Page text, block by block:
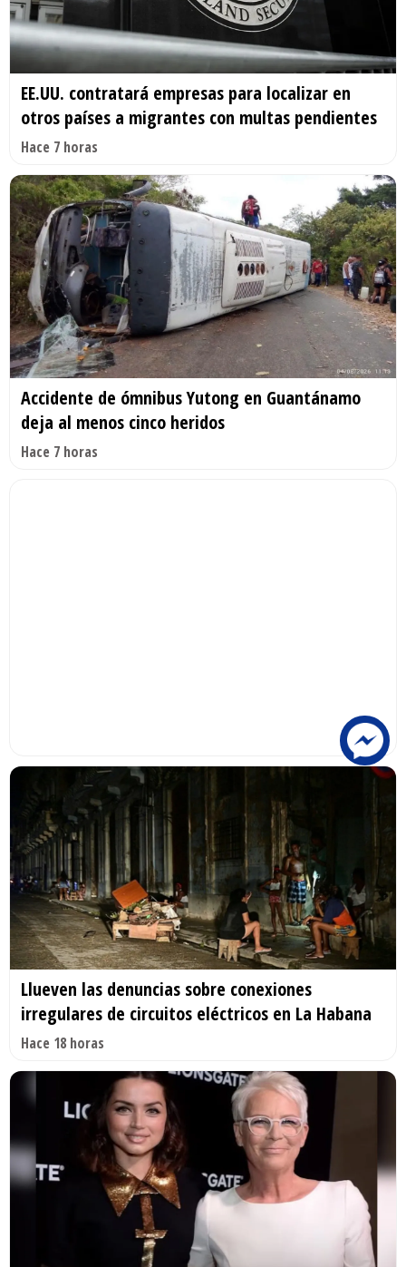
EE.UU. contratará empresas para localizar en
otros países a migrantes con multas pendientes
Hace 7 horas
Accidente de ómnibus Yutong en Guantánamo
deja al menos cinco heridos
Hace 7 horas
Llueven las denuncias sobre conexiones
irregulares de circuitos eléctricos en La Habana
Hace 18 horas